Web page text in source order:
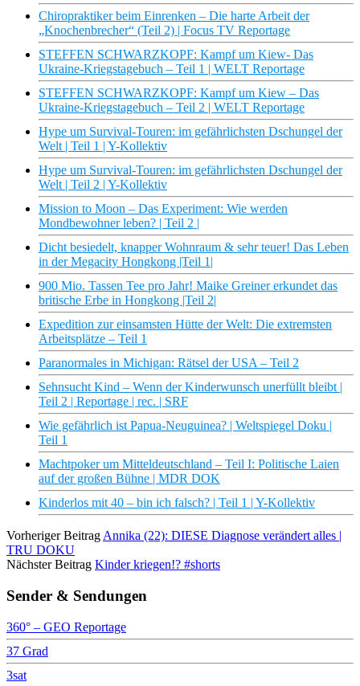
Chiropraktiker beim Einrenken – Die harte Arbeit der
„Knochenbrecher“ (Teil 2) | Focus TV Reportage
STEFFEN SCHWARZKOPF: Kampf um Kiew- Das
Ukraine-Kriegstagebuch – Teil 1 | WELT Reportage
STEFFEN SCHWARZKOPF: Kampf um Kiew – Das
Ukraine-Kriegstagebuch – Teil 2 | WELT Reportage
Hype um Survival-Touren: im gefährlichsten Dschungel der
Welt | Teil 1 | Y-Kollektiv
Hype um Survival-Touren: im gefährlichsten Dschungel der
Welt | Teil 2 | Y-Kollektiv
Mission to Moon – Das Experiment: Wie werden
Mondbewohner leben? | Teil 2 |
Dicht besiedelt, knapper Wohnraum & sehr teuer! Das Leben
in der Megacity Hongkong |Teil 1|
900 Mio. Tassen Tee pro Jahr! Maike Greiner erkundet das
britische Erbe in Hongkong |Teil 2|
Expedition zur einsamsten Hütte der Welt: Die extremsten
Arbeitsplätze – Teil 1
Paranormales in Michigan: Rätsel der USA – Teil 2
Sehnsucht Kind – Wenn der Kinderwunsch unerfüllt bleibt |
Teil 2 | Reportage | rec. | SRF
Wie gefährlich ist Papua-Neuguinea? | Weltspiegel Doku |
Teil 1
Machtpoker um Mitteldeutschland – Teil I: Politische Laien
auf der großen Bühne | MDR DOK
Kinderlos mit 40 – bin ich falsch? | Teil 1 | Y-Kollektiv
Vorheriger Beitrag Annika (22): DIESE Diagnose verändert alles |
TRU DOKU
Nächster Beitrag Kinder kriegen!? #shorts
Sender & Sendungen
360° – GEO Reportage
37 Grad
3sat